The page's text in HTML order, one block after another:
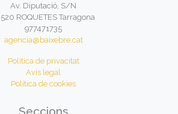
Av. Diputació, S/N
ROQUETES Tarragona
977471735
agencia@baixebre.cat
Política de privacitat
Avís legal
Política de cookies
Seccions